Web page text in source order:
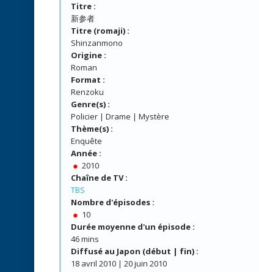
Titre :
新参者
Titre (romaji) :
Shinzanmono
Origine :
Roman
Format :
Renzoku
Genre(s) :
Policier | Drame | Mystère
Thème(s) :
Enquête
Année :
2010
Chaîne de TV :
TBS
Nombre d'épisodes :
10
Durée moyenne d'un épisode :
46 mins
Diffusé au Japon (début | fin) :
18 avril 2010 | 20 juin 2010